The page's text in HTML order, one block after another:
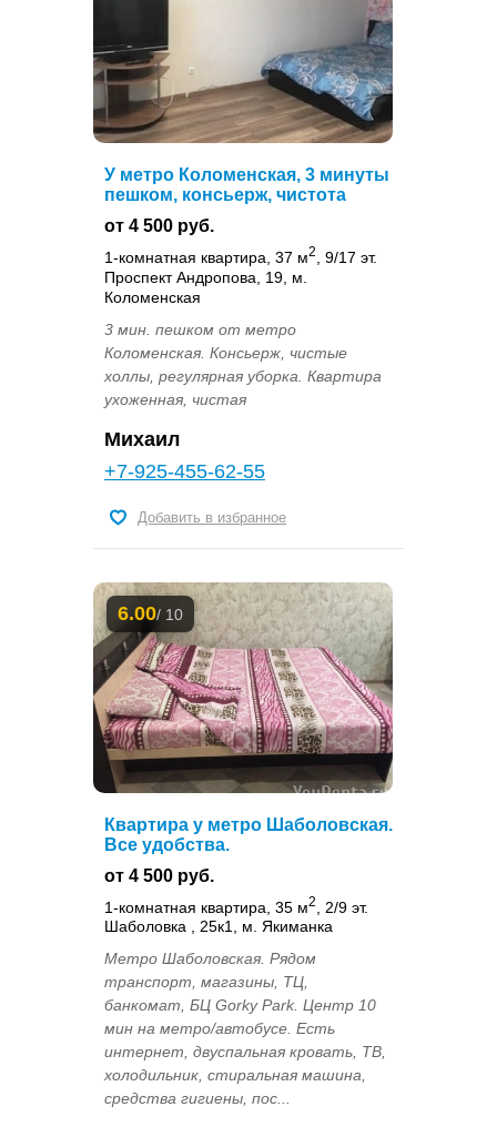
У метро Коломенская, 3 минуты
пешком, консьерж, чистота
от 4 500 руб.
1-комнатная квартира, 37 м2
, 9/17 эт.
Проспект Андропова, 19, м.
Коломенская
3 мин. пешком от метро
Коломенская. Консьерж, чистые
холлы, регулярная уборка. Квартира
ухоженная, чистая
Михаил
+7-925-455-62-55
Добавить в избранное
6.00/ 10
Квартира у метро Шаболовская.
Все удобства.
от 4 500 руб.
1-комнатная квартира, 35 м2
, 2/9 эт.
Шаболовка , 25к1, м. Якиманка
Метро Шаболовская. Рядом
транспорт, магазины, ТЦ,
банкомат, БЦ Gorky Park. Центр 10
мин на метро/автобусе. Есть
интернет, двуспальная кровать, ТВ,
холодильник, стиральная машина,
средства гигиены, пос...